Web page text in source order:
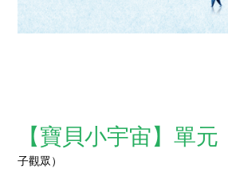
【寶貝小宇宙】單元
子觀眾）